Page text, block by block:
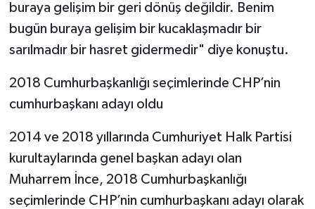
buraya gelişim bir geri dönüş değildir. Benim
bugün buraya gelişim bir kucaklaşmadır bir
sarılmadır bir hasret gidermedir" diye konuştu.
2018 Cumhurbaşkanlığı seçimlerinde CHP’nin
cumhurbaşkanı adayı oldu
2014 ve 2018 yıllarında Cumhuriyet Halk Partisi
kurultaylarında genel başkan adayı olan
Muharrem İnce, 2018 Cumhurbaşkanlığı
seçimlerinde CHP’nin cumhurbaşkanı adayı olarak